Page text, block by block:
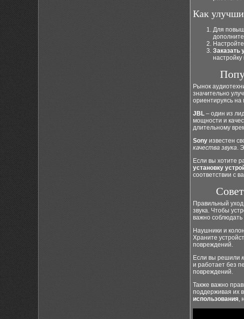
Как
Для
Заказать
Рынок
значительно
ориентируясь
JBL – один из
мощности и
длительному
Sony известен
качества звука.
Если вы хотите
установку
соответствии с
Правильный уход
звука. Чтобы
важно соблюдать
Наушники и
Храните
повреждений.
Если вы решили
и работает без
повреждений.
Также важно
поддерживая их
использования,